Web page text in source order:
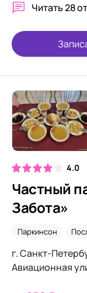
Читать28
4.0
Частный
Забота»
Паркинсон
г. Санкт-Петербург, территория
Авиационная